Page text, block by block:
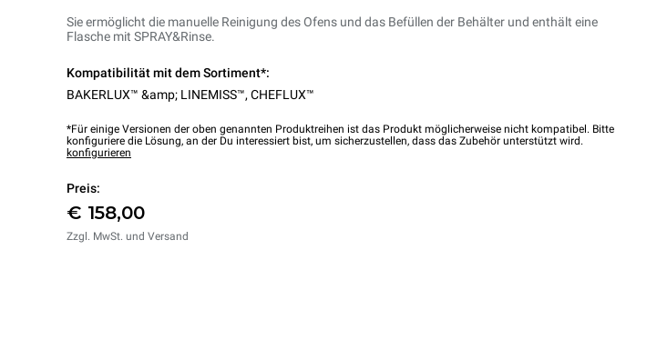
Sie ermöglicht die manuelle Reinigung des Ofens und das Befüllen der Behälter und enthält eine
Flasche mit SPRAY&Rinse.
Kompatibilität mit dem Sortiment*:
BAKERLUX™ &amp; LINEMISS™, CHEFLUX™
*Für einige Versionen der oben genannten Produktreihen ist das Produkt möglicherweise nicht kompatibel. Bitte
konfiguriere die Lösung, an der Du interessiert bist, um sicherzustellen, dass das Zubehör unterstützt wird.
konfigurieren
Preis:
€ 158,00
Zzgl. MwSt. und Versand